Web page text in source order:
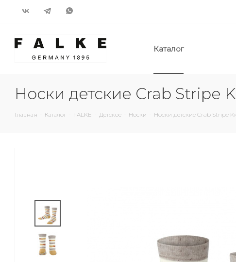
Каталог
Носки детские Crab Stripe
Главная - Каталог - FALKE - Детское - Носки - Носки детские Crab Stripe